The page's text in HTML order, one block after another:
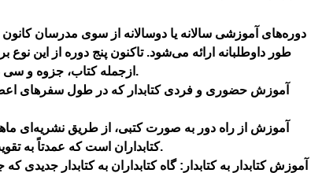
دوره‌های آموزشی سالانه یا دوسالانه از سوی مدرسان
طور داوطلبانه ارائه ‌می‌شود. تاکنون پنج دوره از این
ازجمله کتاب، جزوه و سی دی دراختیار شرکت کنندگان گذاشته ‌می‌شود.
آموزش حضوری و فردی کتابدار که در طول سفرهای
آموزش از راه دور به صورت کتبی، از طریق نشریه‌ای
کتابداران است که عمدتاً به تقویت و پشتیبانی آموزش‌های حضوری ‌می‌پردازد.
آموزش کتابدار به کتابدار: گاه کتابداران به کتابدار جدیدی